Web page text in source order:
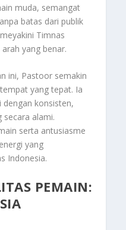
muda, semangat
batas dari publik
Timnas
yang benar.
ini, Pastoor semakin
yang tepat. Ia
dengan konsisten,
secara alami.
serta antusiasme
yang
Indonesia.
PEMAIN: